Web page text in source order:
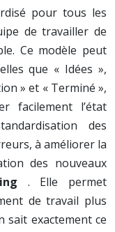
pour tous les
de travailler de
Ce modèle peut
que « Idées »,
» et « Terminé »,
facilement l’état
des
à améliorer la
des nouveaux
. Elle permet
de travail plus
sait exactement ce